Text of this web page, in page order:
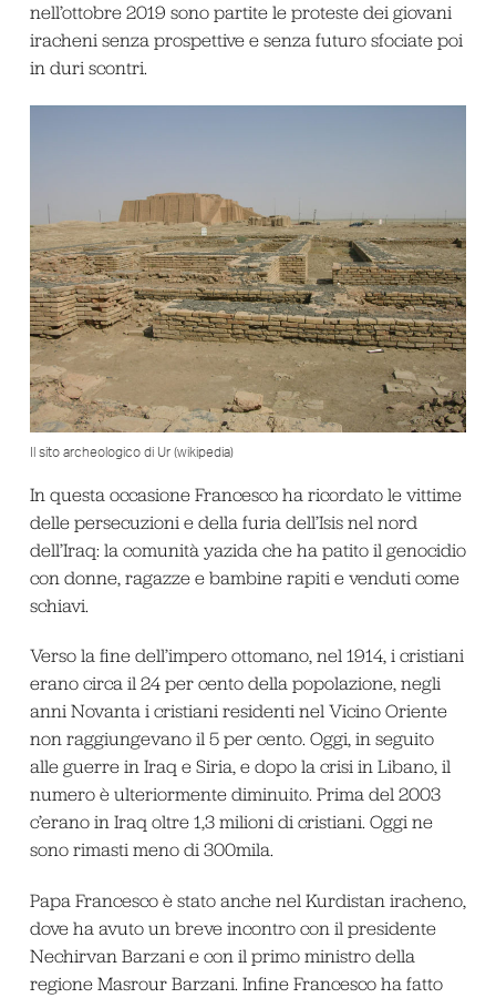
nell’ottobre 2019 sono partite le proteste dei giovani
iracheni senza prospettive e senza futuro sfociate poi
in duri scontri.
Il sito archeologico di Ur (wikipedia)
In questa occasione Francesco ha ricordato le vittime
delle persecuzioni e della furia dell’Isis nel nord
dell’Iraq: la comunità yazida che ha patito il genocidio
con donne, ragazze e bambine rapiti e venduti come
schiavi.
Verso la fine dell’impero ottomano, nel 1914, i cristiani
erano circa il 24 per cento della popolazione, negli
anni Novanta i cristiani residenti nel Vicino Oriente
non raggiungevano il 5 per cento. Oggi, in seguito
alle guerre in Iraq e Siria, e dopo la crisi in Libano, il
numero è ulteriormente diminuito. Prima del 2003
c’erano in Iraq oltre 1,3 milioni di cristiani. Oggi ne
sono rimasti meno di 300mila.
Papa Francesco è stato anche nel Kurdistan iracheno,
dove ha avuto un breve incontro con il presidente
Nechirvan Barzani e con il primo ministro della
regione Masrour Barzani. Infine Francesco ha fatto